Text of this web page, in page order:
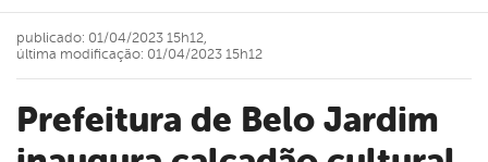
Prefeitura de Belo Jardim
publicado: 01/04/2023 15h12,
última modificação: 01/04/2023 15h12